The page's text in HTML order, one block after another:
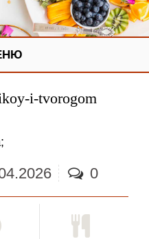
i-tvorogom
;
0